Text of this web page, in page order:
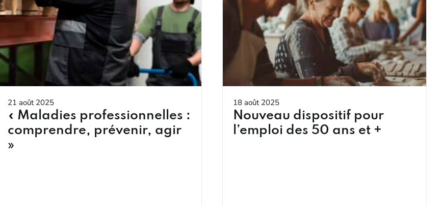
21 août 2025
« Maladies professionnelles :
comprendre, prévenir, agir
»
18 août 2025
Nouveau dispositif pour
l’emploi des 50 ans et +